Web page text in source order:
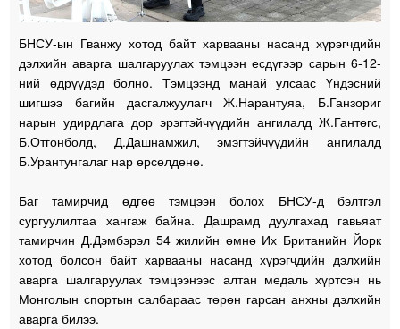
БНСУ-ын Гванжу хотод байт харвааны насанд хүрэгчдийн
дэлхийн аварга шалгаруулах тэмцээн есдүгээр сарын 6-12-
ний өдрүүдэд болно. Тэмцээнд манай улсаас Үндэсний
шигшээ багийн дасгалжуулагч Ж.Нарантуяа, Б.Ганзориг
нарын удирдлага дор эрэгтэйчүүдийн ангилалд Ж.Гантөгс,
Б.Отгонболд, Д.Дашнамжил, эмэгтэйчүүдийн ангилалд
Б.Урантунгалаг нар өрсөлдөнө.
Баг тамирчид өдгөө тэмцээн болох БНСУ-д бэлтгэл
сургуулилтаа хангаж байна. Дашрамд дуулгахад гавьяат
тамирчин Д.Дэмбэрэл 54 жилийн өмнө Их Британийн Йорк
хотод болсон байт харвааны насанд хүрэгчдийн дэлхийн
аварга шалгаруулах тэмцээнээс алтан медаль хүртсэн нь
Монголын спортын салбараас төрөн гарсан анхны дэлхийн
аварга билээ.